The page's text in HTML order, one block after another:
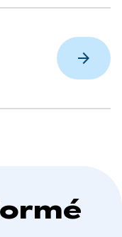
arrow_forward